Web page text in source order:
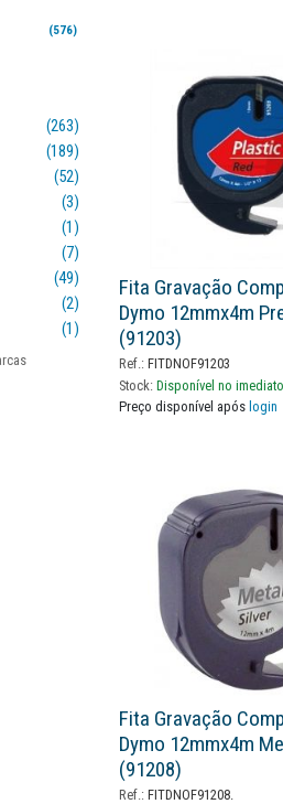
(576)
(263)
(189)
(52)
(3)
(1)
(7)
(49)
(2)
(1)
Fita Gravação
Dymo 12mmx4m
(91203)
Ref.:FITDNOF91203
Stock: Disponível no imediato
Preço disponível após login
Fita Gravação
Dymo 12mmx4m
(91208)
Ref.:FITDNOF91208.